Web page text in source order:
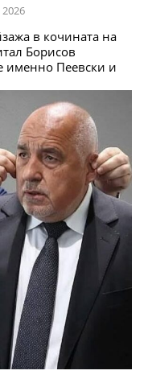
в кочината на
Борисов
именно Пеевски и